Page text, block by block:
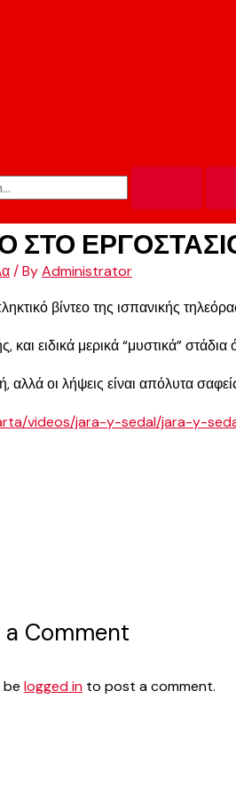
ΣΤΟ
/ ByAdministrator
βίντεο της ισπανικής
και ειδικά μερικά “μυστικά”
αλλά οι λήψεις είναι απόλυτα
videos/jara-y-sedal/jara-y-
a Comment
be logged into post a comment.